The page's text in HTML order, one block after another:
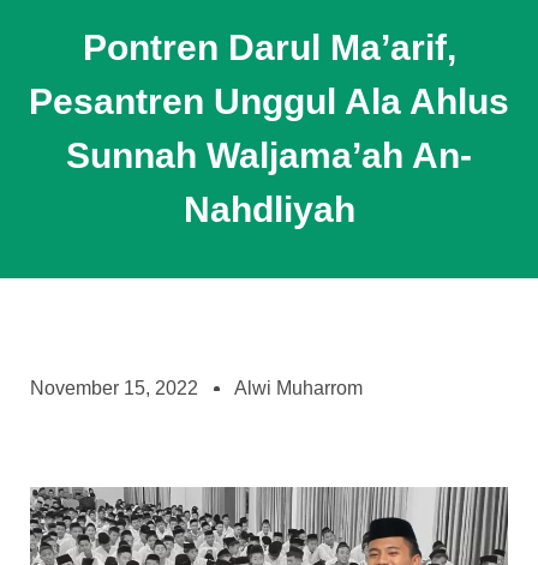
Pontren Darul Ma’arif,
Pesantren Unggul Ala Ahlus
Sunnah Waljama’ah An-
Nahdliyah
November 15, 2022 Alwi Muharrom